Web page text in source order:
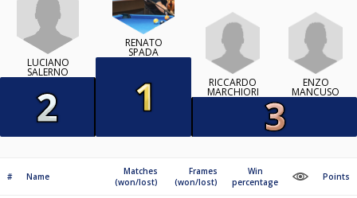
LUCIANO
SALERNO
RENATO
SPADA
RICCARDO
MARCHIORI
ENZO
MANCUSO
# Name
Matches
(won/lost)
Frames
(won/lost)
Win
percentage
Points